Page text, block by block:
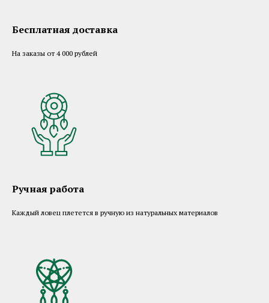
Бесплатная доставка
На заказы от 4 000 рублей
Ручная работа
Каждый ловец плетется в ручную из натуральных материалов